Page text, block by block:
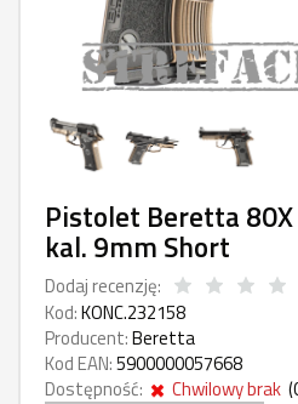
Pistolet Beretta
kal. 9mm Short
Dodaj recenzję:
Kod:KONC.232158
Producent:Beretta
Kod EAN:5900000057668
Dostępność:
Chwilowy brak (